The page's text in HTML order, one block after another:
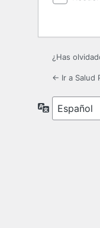
¿Has
← Ir a Salud
Idioma